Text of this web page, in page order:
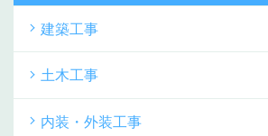
建築工事
土木工事
内装・外装工事